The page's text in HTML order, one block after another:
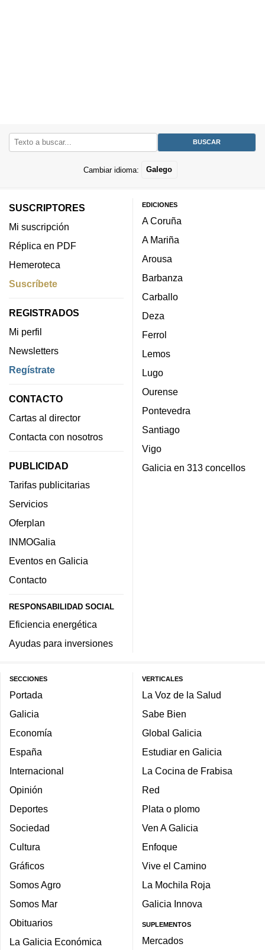
Cambiar idioma: Galego
SUSCRIPTORES
Mi suscripción
Réplica en PDF
Hemeroteca
Suscríbete
REGISTRADOS
Mi perfil
Newsletters
Regístrate
CONTACTO
Cartas al director
Contacta con nosotros
PUBLICIDAD
Tarifas publicitarias
Servicios
Oferplan
INMOGalia
Eventos en Galicia
Contacto
RESPONSABILIDAD SOCIAL
Eficiencia energética
Ayudas para inversiones
EDICIONES
A Coruña
A Mariña
Arousa
Barbanza
Carballo
Deza
Ferrol
Lemos
Lugo
Ourense
Pontevedra
Santiago
Vigo
Galicia en 313 concellos
SECCIONES
Portada
Galicia
Economía
España
Internacional
Opinión
Deportes
Sociedad
Cultura
Gráficos
Somos Agro
Somos Mar
Obituarios
La Galicia Económica
VERTICALES
La Voz de la Salud
Sabe Bien
Global Galicia
Estudiar en Galicia
La Cocina de Frabisa
Red
Plata o plomo
Ven A Galicia
Enfoque
Vive el Camino
La Mochila Roja
Galicia Innova
SUPLEMENTOS
Mercados